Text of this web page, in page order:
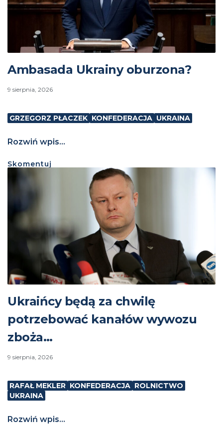
Ambasada Ukrainy oburzona?
9 sierpnia, 2026
GRZEGORZ PŁACZEK KONFEDERACJA UKRAINA
Rozwiń wpis...
Skomentuj
Ukraińcy będą za chwilę
potrzebować kanałów wywozu
zboża…
9 sierpnia, 2026
RAFAŁ MEKLER KONFEDERACJA ROLNICTWO
UKRAINA
Rozwiń wpis...